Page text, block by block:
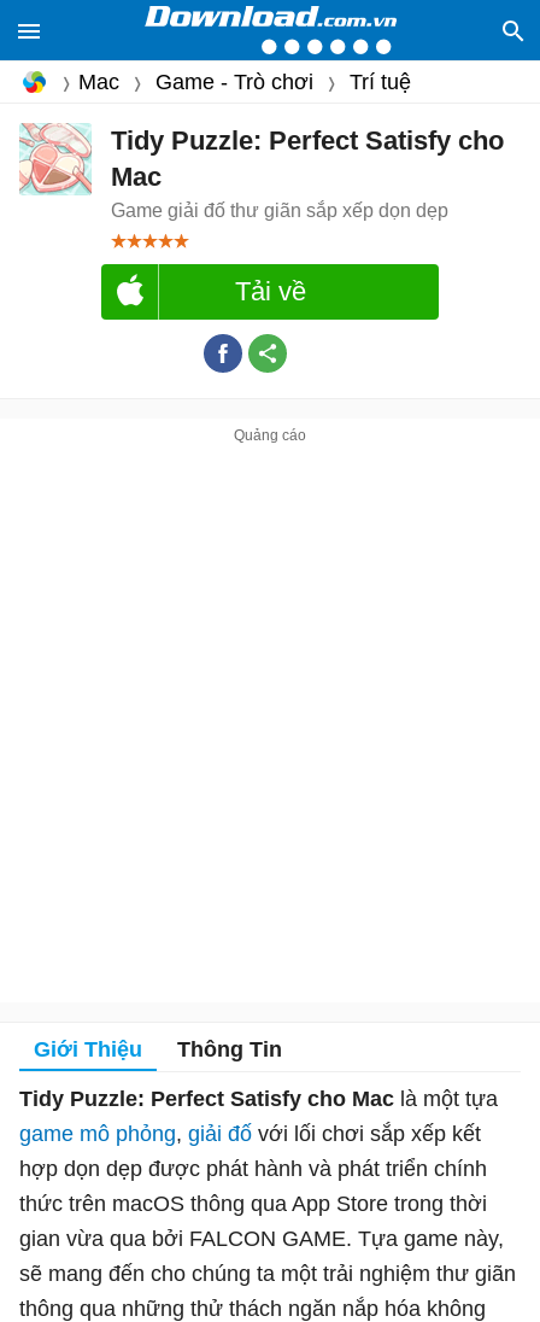
Mac Game - Trò chơi Trí tuệ
Tidy Puzzle: Perfect Satisfy cho
Mac
Game giải đố thư giãn sắp xếp dọn dẹp
Tải về
Giới Thiệu Thông Tin
Tidy Puzzle: Perfect Satisfy cho Mac là một tựa
game mô phỏng, giải đố với lối chơi sắp xếp kết
hợp dọn dẹp được phát hành và phát triển chính
thức trên macOS thông qua App Store trong thời
gian vừa qua bởi FALCON GAME. Tựa game này,
sẽ mang đến cho chúng ta một trải nghiệm thư giãn
thông qua những thử thách ngăn nắp hóa không